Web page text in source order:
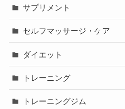
サプリメント
セルフマッサージ・ケア
ダイエット
トレーニング
トレーニングジム